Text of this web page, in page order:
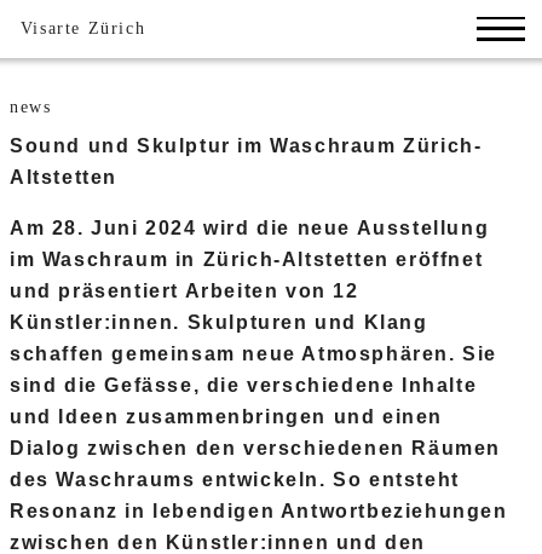
Visarte Zürich
news
Sound und Skulptur im Waschraum Zürich-
Altstetten
Am 28. Juni 2024 wird die neue Ausstellung
im Waschraum in Zürich-Altstetten eröffnet
und präsentiert Arbeiten von 12
Künstler:innen. Skulpturen und Klang
schaffen gemeinsam neue Atmosphären. Sie
sind die Gefässe, die verschiedene Inhalte
und Ideen zusammenbringen und einen
Dialog zwischen den verschiedenen Räumen
des Waschraums entwickeln. So entsteht
Resonanz in lebendigen Antwortbeziehungen
zwischen den Künstler:innen und den